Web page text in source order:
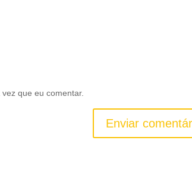
que eu comentar.